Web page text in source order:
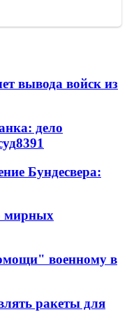
вывода войск из
дело
8391
Бундесвера:
мирных
военному в
ракеты для